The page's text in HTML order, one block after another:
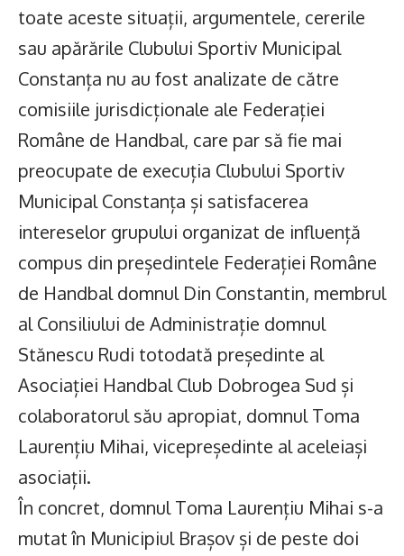
toate aceste situații, argumentele, cererile
sau apărările Clubului Sportiv Municipal
Constanța nu au fost analizate de către
comisiile jurisdicționale ale Federației
Române de Handbal, care par să fie mai
preocupate de execuția Clubului Sportiv
Municipal Constanța și satisfacerea
intereselor grupului organizat de influență
compus din președintele Federației Române
de Handbal domnul Din Constantin, membrul
al Consiliului de Administrație domnul
Stănescu Rudi totodată președinte al
Asociației Handbal Club Dobrogea Sud și
colaboratorul său apropiat, domnul Toma
Laurențiu Mihai, vicepreședinte al aceleiași
asociații.
În concret, domnul Toma Laurențiu Mihai s-a
mutat în Municipiul Brașov și de peste doi